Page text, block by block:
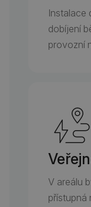
Instalace
dobíjení
provozní
V areálu
přístupná